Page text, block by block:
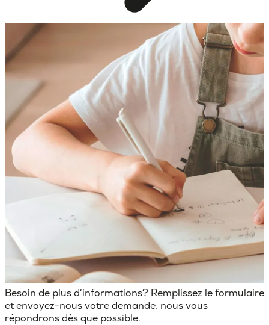
Besoin de plus d’informations? Remplissez le formulaire
et envoyez-nous votre demande, nous vous
répondrons dès que possible.